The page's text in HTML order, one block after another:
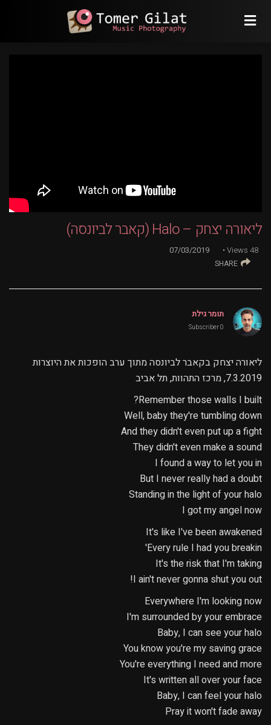
ליאורה יצחק – Halo (קאבר לביונסה)
48
Views
07/03/2019
SHARE
תומר גילת
0 Subscriber
ליאורה יצחק בקאבר לביונסה מתוך ערב הופכות את היוצרות
7.3.2019, מרכז התהוות, תל אביב
Remember those walls I built?
Well, baby they're tumbling down
And they didn't even put up a fight
They didn't even make a sound
I found a way to let you in
But I never really had a doubt
Standing in the light of your halo
I got my angel now
It's like I've been awakened
Every rule I had you breakin'
It's the risk that I'm taking
I ain't never gonna shut you out!
Everywhere I'm looking now
I'm surrounded by your embrace
Baby, I can see your halo
You know you're my saving grace
You're everything I need and more
It's written all over your face
Baby, I can feel your halo
Pray it won't fade away